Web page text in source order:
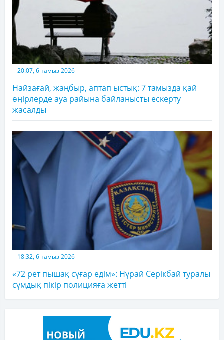
20:07, 6 тамыз 2026
Найзағай, жаңбыр, аптап ыстық: 7 тамызда қай
өңірлерде ауа райына байланысты ескерту
жасалды
18:32, 6 тамыз 2026
«72 рет пышақ сұғар едім»: Нұрай Серікбай туралы
сұмдық пікір полицияға жетті